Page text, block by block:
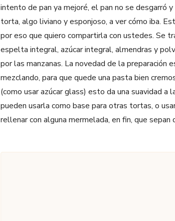
intento de pan ya mejoré, el pan no se desgarró
torta, algo liviano y esponjoso, a ver cómo iba.
por eso que quiero compartirla con ustedes. Se
espelta integral, azúcar integral, almendras y
por las manzanas. La novedad de la
mezclando, para que quede una pasta bien
(como usar azúcar glass) esto da una suavidad a
pueden usarla como base para otras tortas, o
rellenar con alguna mermelada, en fin, que sepan